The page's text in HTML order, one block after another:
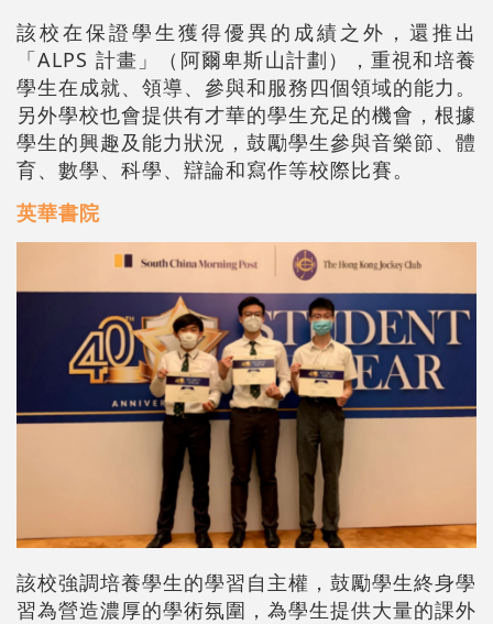
該校在保證學生獲得優異的成績之外，還推出
「ALPS 計畫」（阿爾卑斯山計劃），重視和培養
學生在成就、領導、參與和服務四個領域的能力。
另外學校也會提供有才華的學生充足的機會，根據
學生的興趣及能力狀況，鼓勵學生參與音樂節、體
育、數學、科學、辯論和寫作等校際比賽。
英華書院
該校強調培養學生的學習自主權，鼓勵學生終身學
習為營造濃厚的學術氛圍，為學生提供大量的課外